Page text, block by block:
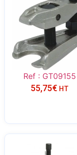
Ref : GT09155
55,75€ HT